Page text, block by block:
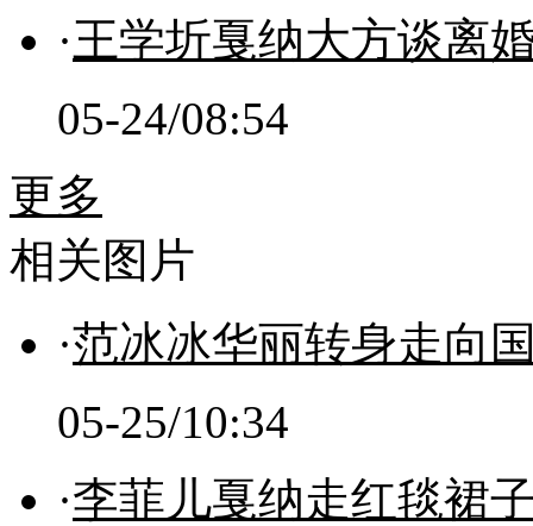
·王学圻戛纳大方谈离
05-24/08:54
更多
相关图片
·范冰冰华丽转身走向
05-25/10:34
·李菲儿戛纳走红毯裙